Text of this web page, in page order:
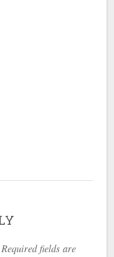
fields are